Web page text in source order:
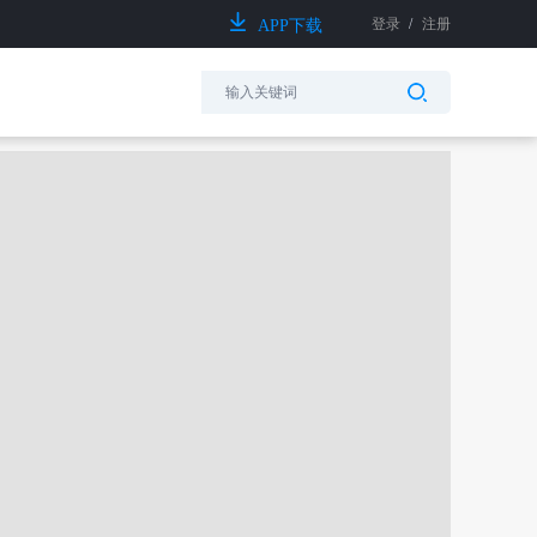
APP下载 登录 / 注册